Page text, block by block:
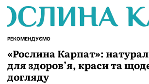
ОПУБЛІКУВАТИ
РЕКОМЕНДУЄМО
«Рослина Карпат»:
для здоров’я, краси та
догляду